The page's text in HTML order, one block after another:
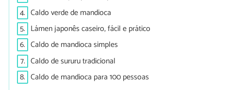
4. Caldo verde de mandioca
5. Lámen japonês caseiro, fácil e prático
6. Caldo de mandioca simples
7. Caldo de sururu tradicional
8. Caldo de mandioca para 100 pessoas